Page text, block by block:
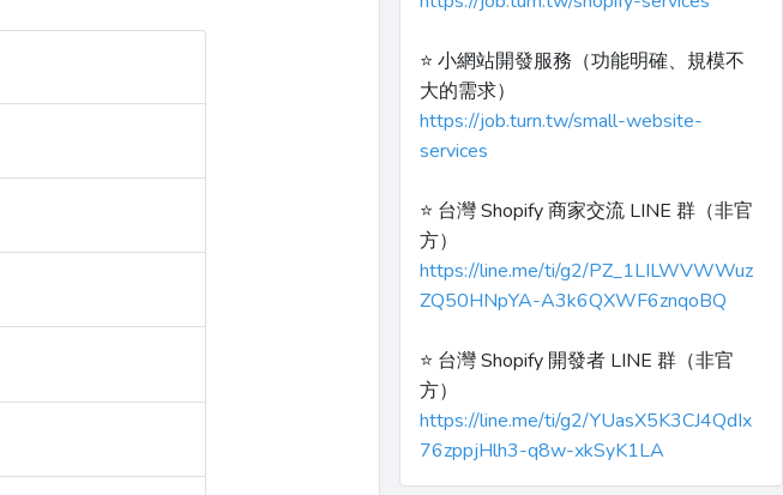
⭐️ 小網站開發服務（功能明確、規模不
大的需求）
https://job.turn.tw/small-website-
services
⭐️ 台灣 Shopify 商家交流 LINE 群（非官
方）
https://line.me/ti/g2/PZ_1LILWVWWuz
ZQ50HNpYA-A3k6QXWF6znqoBQ
⭐️ 台灣 Shopify 開發者 LINE 群（非官
方）
https://line.me/ti/g2/YUasX5K3CJ4QdIx
76zppjHlh3-q8w-xkSyK1LA